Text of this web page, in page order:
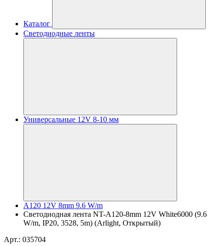
Каталог
Светодиодные ленты
Универсальные 12V 8-10 мм
A120 12V 8mm 9.6 W/m
Светодиодная лента NT-A120-8mm 12V White6000 (9.6
W/m, IP20, 3528, 5m) (Arlight, Открытый)
Арт.: 035704